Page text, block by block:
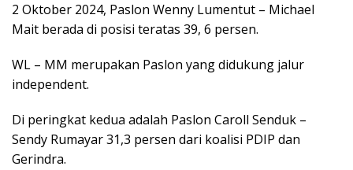
2 Oktober 2024, Paslon Wenny Lumentut – Michael
Mait berada di posisi teratas 39, 6 persen.
WL – MM merupakan Paslon yang didukung jalur
independent.
Di peringkat kedua adalah Paslon Caroll Senduk –
Sendy Rumayar 31,3 persen dari koalisi PDIP dan
Gerindra.